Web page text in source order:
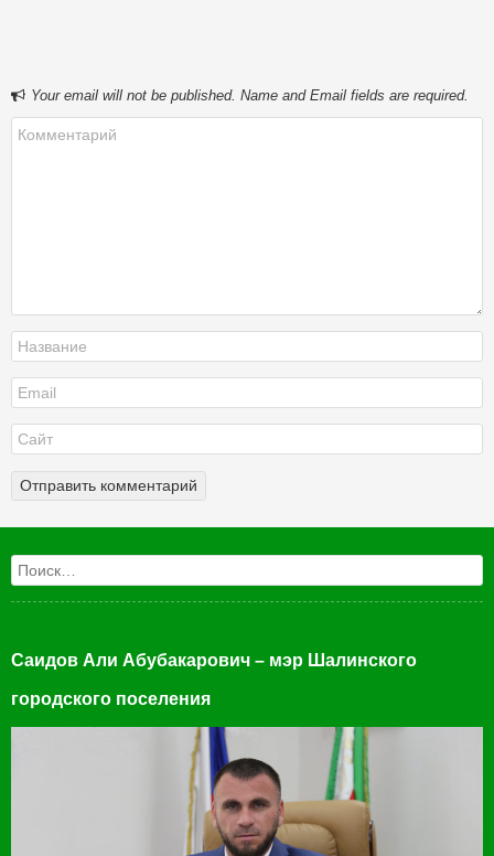
Your email will not be published. Name and Email fields are required.
Поиск
Саидов Али Абубакарович – мэр Шалинского
городского поселения